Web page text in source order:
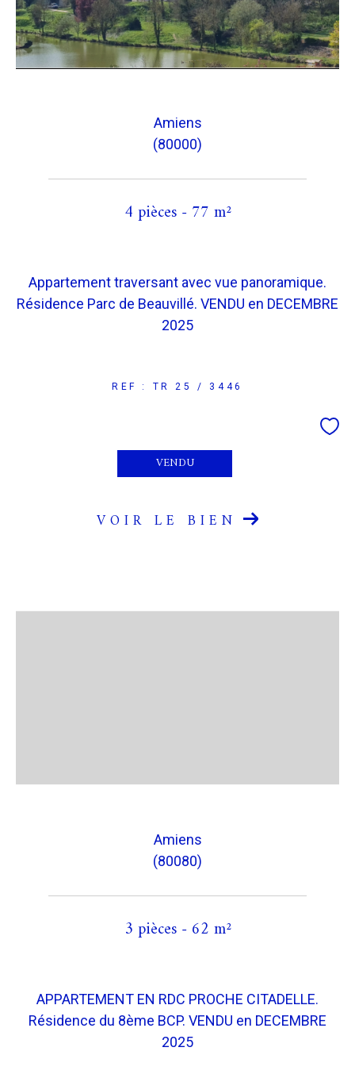
Amiens
(80000)
4 pièces - 77 m²
Appartement traversant avec vue panoramique.
Résidence Parc de Beauvillé. VENDU en DECEMBRE
2025
REF : TR 25 / 3446
VENDU
VOIR LE BIEN
Amiens
(80080)
3 pièces - 62 m²
APPARTEMENT EN RDC PROCHE CITADELLE.
Résidence du 8ème BCP. VENDU en DECEMBRE
2025